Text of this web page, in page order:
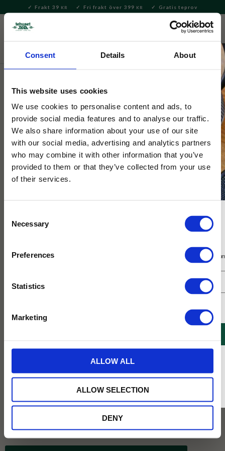
Consent Details About
This website uses cookies
We use cookies to personalise content and ads, to
provide social media features and to analyse our traffic.
We also share information about your use of our site
with our social media, advertising and analytics partners
who may combine it with other information that you’ve
provided to them or that they’ve collected from your use
of their services.
Selection
Necessary
Preferences
Statistics
Marketing
ALLOW ALL
ALLOW SELECTION
DENY
Meny
Frakt 39 KR Fri frakt över 399 KR Gratis teprov
Presenter och set
Tehuset Java
Tevykort Glad Sommar Jordgubbe
Skicka en tehälsning till någon du tycker om! ​Tevykortet
innehåller 20g te som räcker till ca 2 tekannor härligt te.
3 för 129kr
49
Få 10% rabatt på ditt första köp på nätet och ta del av erbjudanden året
* Rabatten gäller endast online på Tehusetjava.se. Rabatten fungerar endast på